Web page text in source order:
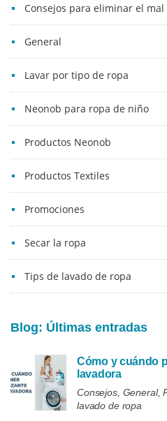
Consejos para eliminar el
General
Lavar por tipo de ropa
Neonob para ropa de niño
Productos Neonob
Productos Textiles
Promociones
Secar la ropa
Tips de lavado de ropa
Blog: Últimas entradas
Cómo y cuándo
lavadora
Consejos, General,
lavado de ropa